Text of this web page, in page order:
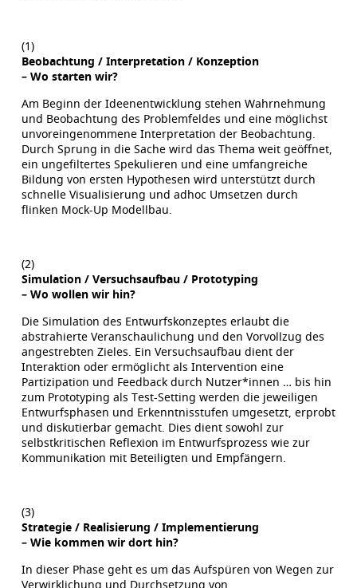
(1)
Beobachtung / Interpretation / Konzeption
– Wo starten wir?
Am Beginn der Ideenentwicklung stehen Wahrnehmung
und Beobachtung des Problemfeldes und eine möglichst
unvoreingenommene Interpretation der Beobachtung.
Durch Sprung in die Sache wird das Thema weit geöffnet,
ein ungefiltertes Spekulieren und eine umfangreiche
Bildung von ersten Hypothesen wird unterstützt durch
schnelle Visualisierung und adhoc Umsetzen durch
flinken Mock-Up Modellbau.
(2)
Simulation / Versuchsaufbau / Prototyping
– Wo wollen wir hin?
Die Simulation des Entwurfskonzeptes erlaubt die
abstrahierte Veranschaulichung und den Vorvollzug des
angestrebten Zieles. Ein Versuchsaufbau dient der
Interaktion oder ermöglicht als Intervention eine
Partizipation und Feedback durch Nutzer*innen … bis hin
zum Prototyping als Test-Setting werden die jeweiligen
Entwurfsphasen und Erkenntnisstufen umgesetzt, erprobt
und diskutierbar gemacht. Dies dient sowohl zur
selbstkritischen Reflexion im Entwurfsprozess wie zur
Kommunikation mit Beteiligten und Empfängern.
(3)
Strategie / Realisierung / Implementierung
– Wie kommen wir dort hin?
In dieser Phase geht es um das Aufspüren von Wegen zur
Verwirklichung und Durchsetzung von